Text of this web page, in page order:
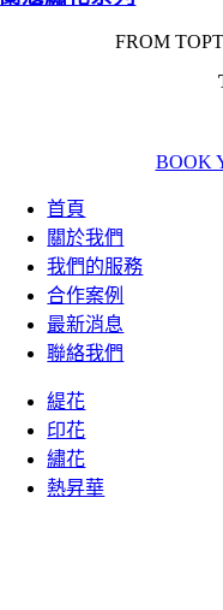
FROM
BOOK
首頁
關於我們
我們的服務
合作案例
最新消息
聯絡我們
緹花
印花
繡花
熱昇華